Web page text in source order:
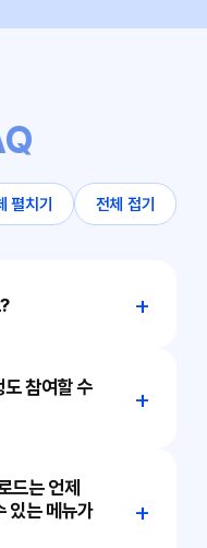
펼치기 전체 접기
참여할 수
드는 언제
있는 메뉴가